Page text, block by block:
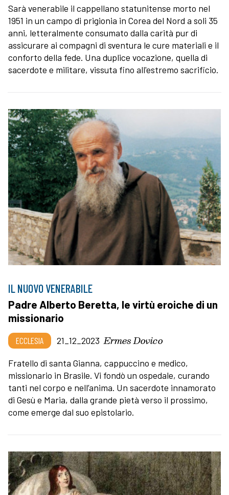
Sarà venerabile il cappellano statunitense morto nel
1951 in un campo di prigionia in Corea del Nord a soli 35
anni, letteralmente consumato dalla carità pur di
assicurare ai compagni di sventura le cure materiali e il
conforto della fede. Una duplice vocazione, quella di
sacerdote e militare, vissuta fino all'estremo sacrificio.
IL NUOVO VENERABILE
Padre Alberto Beretta, le virtù eroiche di un
missionario
ECCLESIA 21_12_2023 Ermes Dovico
Fratello di santa Gianna, cappuccino e medico,
missionario in Brasile. Vi fondò un ospedale, curando
tanti nel corpo e nell’anima. Un sacerdote innamorato
di Gesù e Maria, dalla grande pietà verso il prossimo,
come emerge dal suo epistolario.